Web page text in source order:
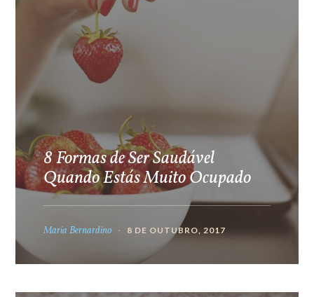
8 Formas de Ser Saudável
Quando Estás Muito Ocupado
Maria Bernardino 8 DE OUTUBRO, 2017